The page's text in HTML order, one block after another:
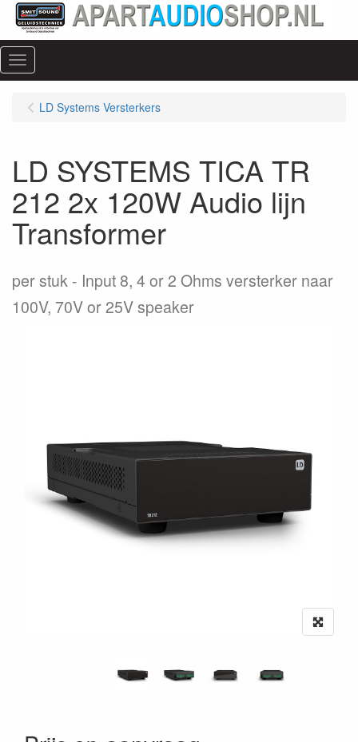
Menu
LD Systems Versterkers
LD SYSTEMS TICA TR
212 2x 120W Audio lijn
Transformer
per stuk
Input 8, 4 or 2 Ohms versterker naar
100V, 70V or 25V speaker